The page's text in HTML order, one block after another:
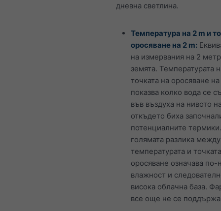
дневна светлина.
Температура на 2 m и
оросяване на 2 m:
на измервания на 2
земята. Температурата
точката на оросяване
показва колко вода се
във въздуха на нивото
откъдето биха
потенциалните
голямата разлика между
температурата и
оросяване означава по-
влажност и
висока облачна база.
все още не се